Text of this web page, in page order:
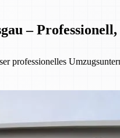
– Professionell,
professionelles